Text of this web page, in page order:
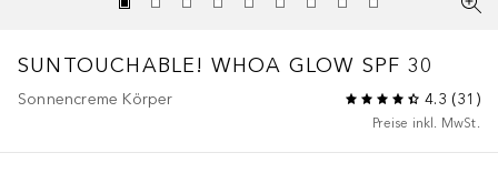
SUNTOUCHABLE! WHOA GLOW SPF 30
Sonnencreme Körper 4.3 (31 )
Preise inkl. MwSt.